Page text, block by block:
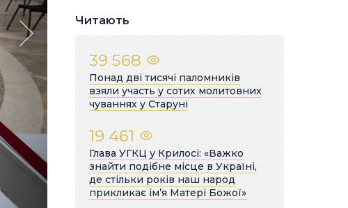
Читають
39 568
Понад дві тисячі паломників
взяли участь у сотих молитовних
чуваннях у Старуні
19 461
Глава УГКЦ у Крилосі: «Важко
знайти подібне місце в Україні,
де стільки років наш народ
прикликає ім’я Матері Божої»